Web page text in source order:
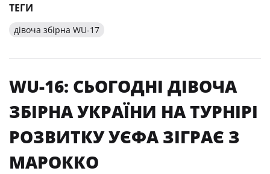
ТЕГИ
дівоча збірна WU-17
WU-16: СЬОГОДНІ ДІВОЧА
ЗБІРНА УКРАЇНИ НА ТУРНІРІ
РОЗВИТКУ УЄФА ЗІГРАЄ З
МАРОККО